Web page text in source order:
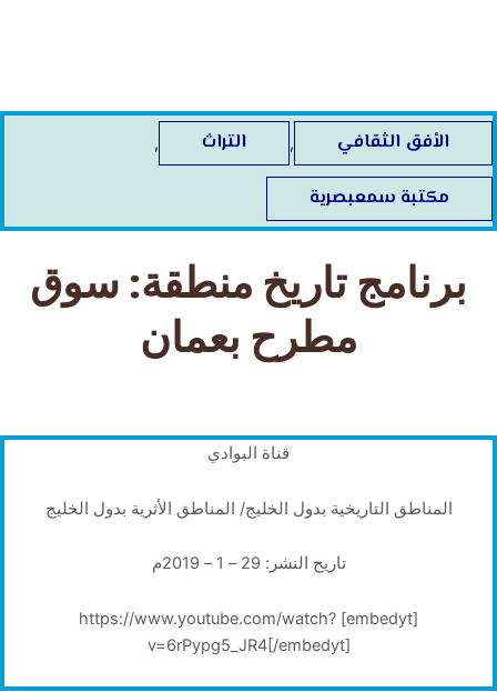
الأفق الثقافي , التراث ,
مكتبة سمعبصرية
برنامج تاريخ منطقة: سوق
مطرح بعمان
قناة البوادي
المناطق التاريخية بدول الخليج/ المناطق الأثرية بدول الخليج
تاريح النشر: 29 – 1 – 2019م
[embedyt] https://www.youtube.com/watch?
v=6rPypg5_JR4[/embedyt]